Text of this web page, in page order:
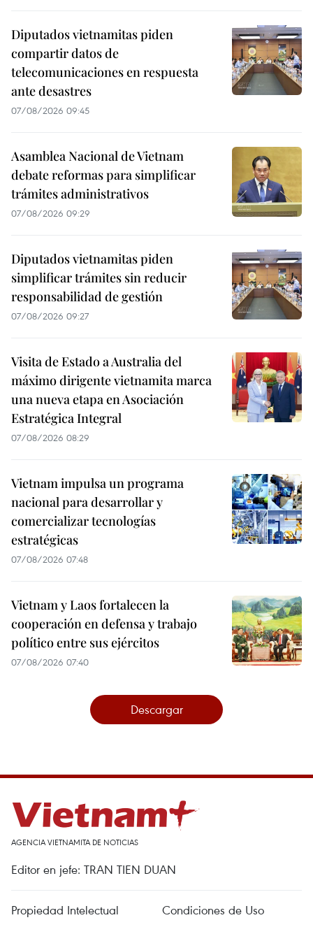
Diputados vietnamitas piden
compartir datos de
telecomunicaciones en respuesta
ante desastres
07/08/2026 09:45
Asamblea Nacional de Vietnam
debate reformas para simplificar
trámites administrativos
07/08/2026 09:29
Diputados vietnamitas piden
simplificar trámites sin reducir
responsabilidad de gestión
07/08/2026 09:27
Visita de Estado a Australia del
máximo dirigente vietnamita marca
una nueva etapa en Asociación
Estratégica Integral
07/08/2026 08:29
Vietnam impulsa un programa
nacional para desarrollar y
comercializar tecnologías
estratégicas
07/08/2026 07:48
Vietnam y Laos fortalecen la
cooperación en defensa y trabajo
político entre sus ejércitos
07/08/2026 07:40
Descargar
AGENCIA VIETNAMITA DE NOTICIAS
Editor en jefe: TRAN TIEN DUAN
Propiedad Intelectual
Condiciones de Uso